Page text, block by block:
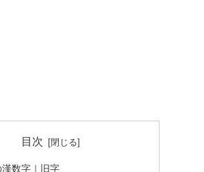
目次
数字｜旧字